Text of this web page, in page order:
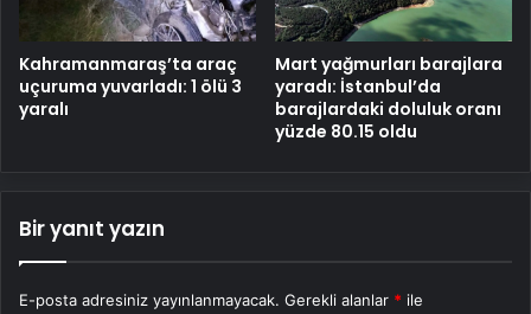
Kahramanmaraş’ta araç
uçuruma yuvarladı: 1 ölü 3
yaralı
Mart yağmurları barajlara
yaradı: İstanbul’da
barajlardaki doluluk oranı
yüzde 80.15 oldu
Bir yanıt yazın
E-posta adresiniz yayınlanmayacak. Gerekli alanlar * ile